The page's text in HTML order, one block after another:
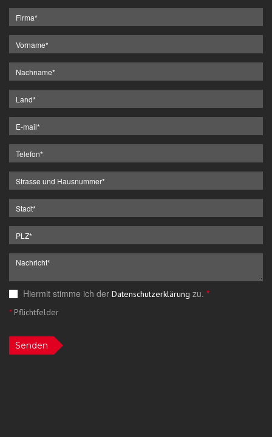
Hiermit stimme ich der Datenschutzerklärung zu. *
*Pflichtfelder
Senden